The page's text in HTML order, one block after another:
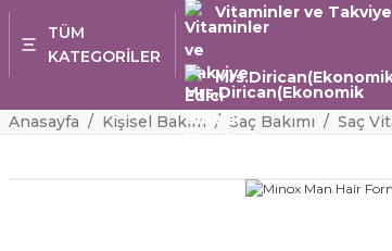
TÜM
KATEGORİLER
Vitaminler ve Takviye
Anasayfa Kişisel Bakım Saç Bakımı Saç